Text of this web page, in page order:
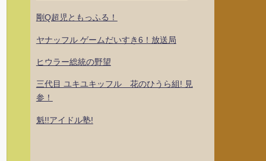
剛Q超児ともっふる！
ヤナッフル ゲームだいすき6！放送局
ヒウラー総統の野望
三代目 ユキユキッフル 花のひうら組! 見
参！
魁!!アイドル塾!